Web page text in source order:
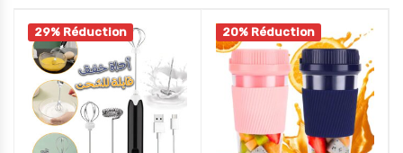
29% Réduction 20% Réduction